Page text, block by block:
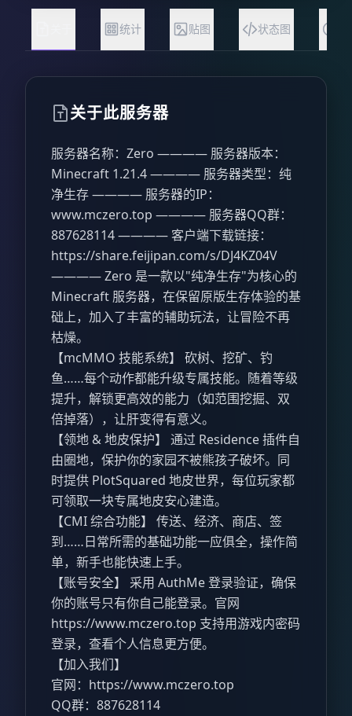
统计 贴图 状态图
关于此服务器
服务器名称：Zero ———— 服务器版本：
Minecraft 1.21.4 ———— 服务器类型：纯
净生存 ———— 服务器的IP：
www.mczero.top ———— 服务器QQ群：
887628114 ———— 客户端下载链接：
https://share.feijipan.com/s/DJ4KZ04V
———— Zero 是一款以"纯净生存"为核心的
Minecraft 服务器，在保留原版生存体验的基
础上，加入了丰富的辅助玩法，让冒险不再
枯燥。
【mcMMO 技能系统】 砍树、挖矿、钓
鱼……每个动作都能升级专属技能。随着等级
提升，解锁更高效的能力（如范围挖掘、双
倍掉落），让肝变得有意义。
【领地 & 地皮保护】 通过 Residence 插件自
由圈地，保护你的家园不被熊孩子破坏。同
时提供 PlotSquared 地皮世界，每位玩家都
可领取一块专属地皮安心建造。
【CMI 综合功能】 传送、经济、商店、签
到……日常所需的基础功能一应俱全，操作简
单，新手也能快速上手。
【账号安全】 采用 AuthMe 登录验证，确保
你的账号只有你自己能登录。官网
https://www.mczero.top 支持用游戏内密码
登录，查看个人信息更方便。
【加入我们】
官网： https://www.mczero.top
QQ群：887628114